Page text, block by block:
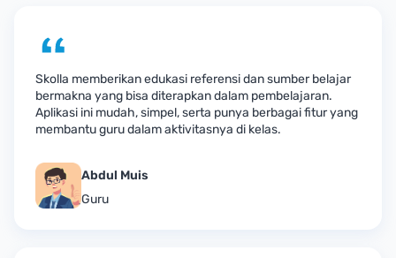
Skolla memberikan edukasi referensi dan sumber belajar
bermakna yang bisa diterapkan dalam pembelajaran.
Aplikasi ini mudah, simpel, serta punya berbagai fitur yang
membantu guru dalam aktivitasnya di kelas.
Abdul Muis
Guru